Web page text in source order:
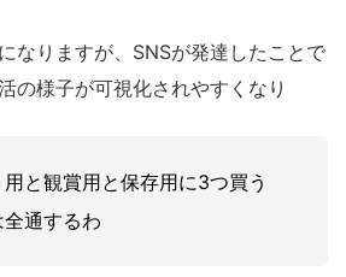
なりますが、SNSが発達したことで
の様子が可視化されやすくなり
と観賞用と保存用に3つ買う
通するわ